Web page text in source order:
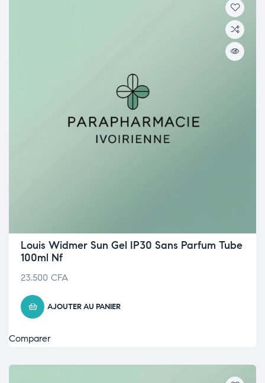
Louis Widmer Sun Gel IP30 Sans Parfum Tube
100ml Nf
23.500 CFA
AJOUTER AU PANIER
Comparer